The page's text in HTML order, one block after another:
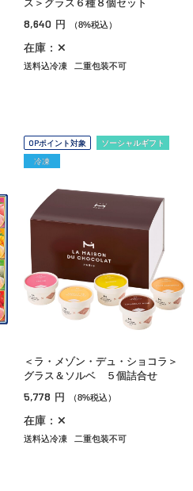
ス＞グラス６種８個セット
8,640 円 （8%税込）
在庫：✕
送料込冷凍 二重包装不可
OPポイント対象
ソーシャルギフト
冷凍
＜ラ・メゾン・デュ・ショコラ＞
グラス＆ソルベ ５個詰合せ
5,778 円 （8%税込）
在庫：✕
送料込冷凍 二重包装不可